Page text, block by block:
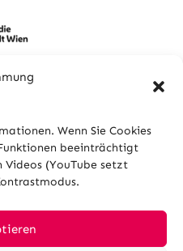
Wenn Sie Cookies
beeinträchtigt
Videos (YouTube setzt
Impressum